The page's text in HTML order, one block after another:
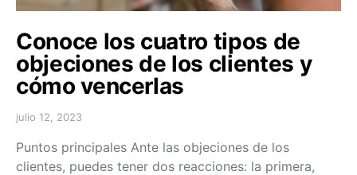
Conoce los cuatro tipos de
objeciones de los clientes y
cómo vencerlas
julio 12, 2023
Puntos principales Ante las objeciones de los
clientes, puedes tener dos reacciones: la primera,